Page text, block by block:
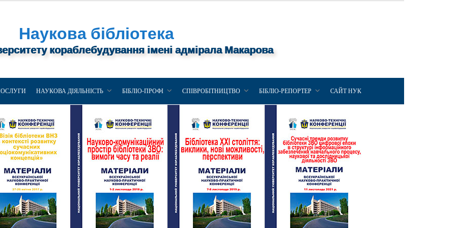
Наукова бібліотека
кораблебудування імені адмірала Макарова
НАУКОВА ДІЯЛЬНІСТЬ БІБЛІО-ПРОФІ СПІВРОБІТНИЦТВО БІБЛІО-РЕПОРТЕР САЙТ НУК